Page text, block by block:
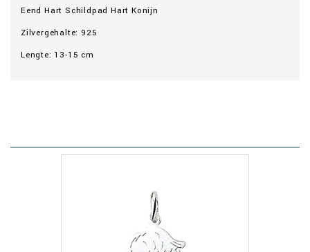
Eend Hart Schildpad Hart Konijn
Zilvergehalte: 925
Lengte: 13-15 cm